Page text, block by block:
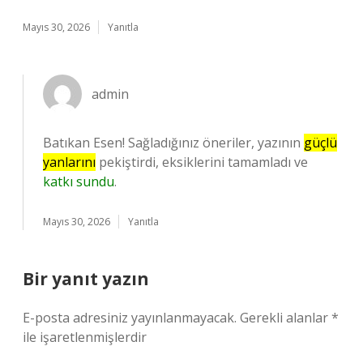
Mayıs 30, 2026 Yanıtla
admin
Batıkan Esen! Sağladığınız öneriler, yazının güçlü
yanlarını pekiştirdi, eksiklerini tamamladı ve
katkı sundu.
Mayıs 30, 2026 Yanıtla
Bir yanıt yazın
E-posta adresiniz yayınlanmayacak. Gerekli alanlar*
ile işaretlenmişlerdir